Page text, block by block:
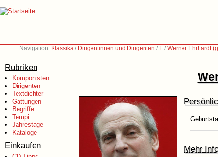
Navigation: Klassika / Dirigentinnen und Dirigenten / E /Werner Ehrhardt
Rubriken
Komponisten
Dirigenten
Textdichter
Gattungen
Begriffe
Tempi
Jahrestage
Kataloge
Einkaufen Mehr